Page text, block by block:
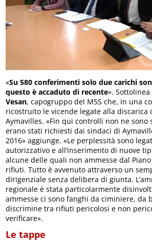
«Su 580 conferimenti solo due carichi
questo è accaduto di recente».
Vesan, capogruppo del M5S che, in una
ricostruito le vicende legate alla discarica
Aymavilles. «Fin qui controlli non ne
erano stati richiesti dai sindaci di
2016» aggiunge. «Le perplessità sono
autorizzativo e all’inserimento di nuove
alcune delle quali non ammesse dal
rifiuti. Tutto è avvenuto attraverso un
dirigenziale senza delibera di giunta.
regionale è stata particolarmente
ammesse ci sono fanghi da ciminiere, da
discrimine tra rifiuti pericolosi e non
verificare».
Le tappe